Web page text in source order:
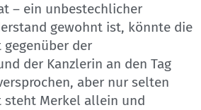
– ein unbestechlicher
gewohnt ist, könnte die
der
der Kanzlerin an den Tag
aber nur selten
steht Merkel allein und